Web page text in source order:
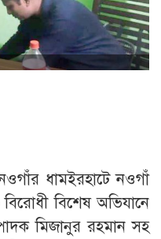
ধামইরহাটে নওগাঁ
বিশেষ অভিযানে
মিজানুর রহমান সহ